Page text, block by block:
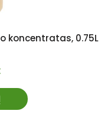
koncentratas, 0.75L